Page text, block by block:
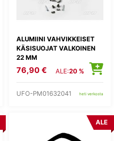
ALUMIINI VAHVIKKEISET
KÄSISUOJAT VALKOINEN
22 MM
76,90 € ALE:20 %
UFO-PM01632041 heti verkosta
ALE